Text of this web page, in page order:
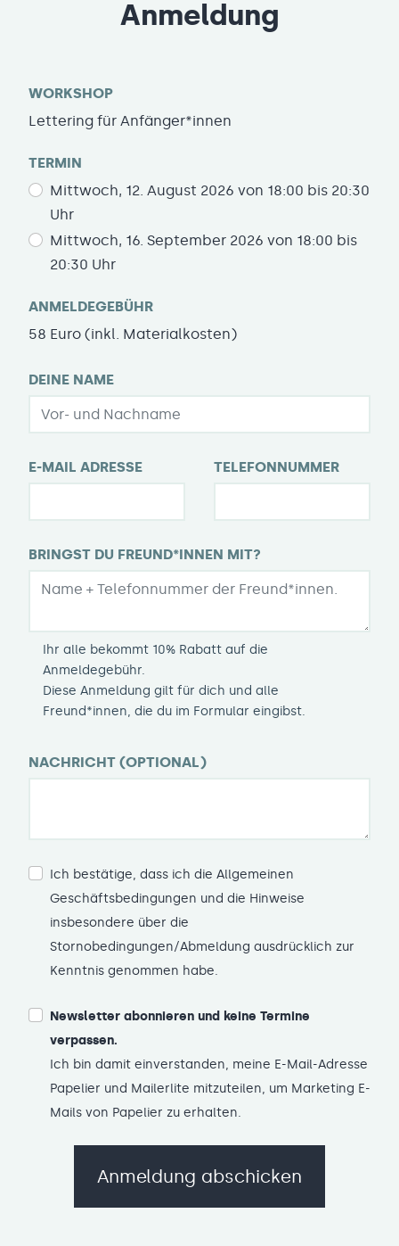
Anmeldung
WORKSHOP
Lettering für Anfänger*innen
TERMIN
Mittwoch, 12. August 2026 von 18:00 bis 20:30
Uhr
Mittwoch, 16. September 2026 von 18:00 bis
20:30 Uhr
ANMELDEGEBÜHR
58 Euro (inkl. Materialkosten)
DEINE NAME
E-MAIL ADRESSE TELEFONNUMMER
BRINGST DU FREUND*INNEN MIT?
Ihr alle bekommt 10% Rabatt auf die
Anmeldegebühr.
Diese Anmeldung gilt für dich und alle
Freund*innen, die du im Formular eingibst.
NACHRICHT (OPTIONAL)
Ich bestätige, dass ich die Allgemeinen
Geschäftsbedingungen und die Hinweise
insbesondere über die
Stornobedingungen/Abmeldung ausdrücklich zur
Kenntnis genommen habe.
Newsletter abonnieren und keine Termine
verpassen.
Ich bin damit einverstanden, meine E-Mail-Adresse
Papelier und Mailerlite mitzuteilen, um Marketing E-
Mails von Papelier zu erhalten.
Anmeldung abschicken